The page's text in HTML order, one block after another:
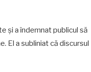
și a îndemnat publicul să
El a subliniat că discursul